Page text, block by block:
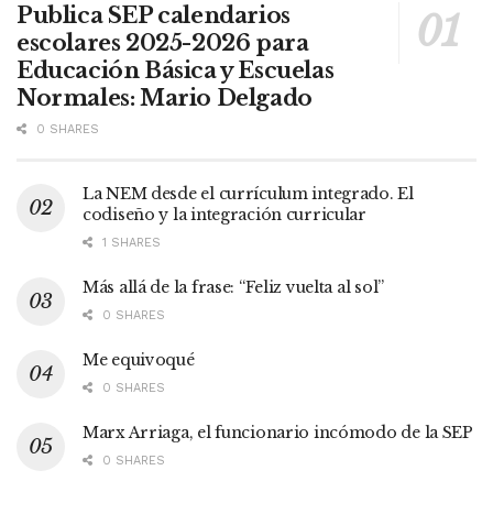
Publica SEP calendarios
escolares 2025-2026 para
Educación Básica y Escuelas
Normales: Mario Delgado
0 SHARES
La NEM desde el currículum integrado. El
codiseño y la integración curricular
1 SHARES
Más allá de la frase: “Feliz vuelta al sol”
0 SHARES
Me equivoqué
0 SHARES
Marx Arriaga, el funcionario incómodo de la SEP
0 SHARES